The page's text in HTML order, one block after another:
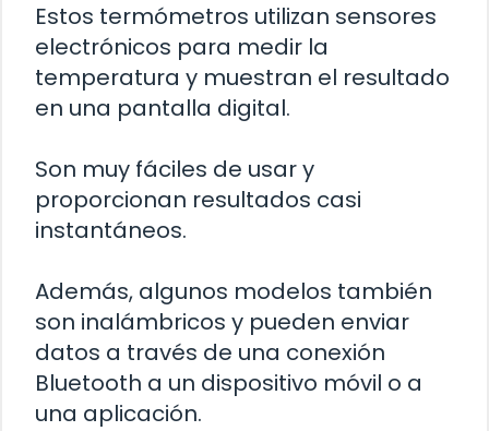
Estos termómetros utilizan sensores
electrónicos para medir la
temperatura y muestran el resultado
en una pantalla digital.
Son muy fáciles de usar y
proporcionan resultados casi
instantáneos.
Además, algunos modelos también
son inalámbricos y pueden enviar
datos a través de una conexión
Bluetooth a un dispositivo móvil o a
una aplicación.